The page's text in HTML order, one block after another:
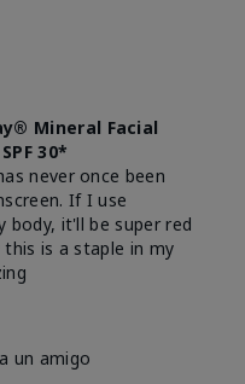
Mineral Facial
30*
never once been
If I use
it'll be super red
is a staple in my
un amigo